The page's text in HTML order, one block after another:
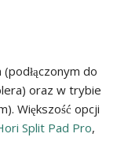
do
oraz w trybie
Większość opcji
Split Pad Pro,